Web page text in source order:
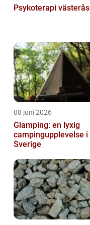
Psykoterapi västerås
08 juni 2026
Glamping: en lyxig
campingupplevelse i
Sverige